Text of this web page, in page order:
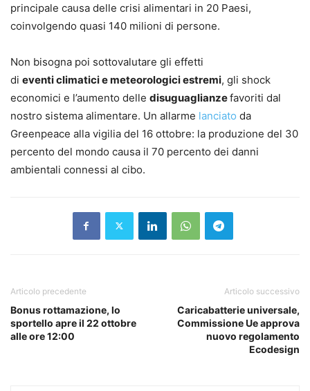
principale causa delle crisi alimentari in 20 Paesi,
coinvolgendo quasi 140 milioni di persone.
Non bisogna poi sottovalutare gli effetti
di eventi climatici e meteorologici estremi, gli shock
economici e l’aumento delle disuguaglianzefavoriti dal
nostro sistema alimentare. Un allarme lanciato da
Greenpeace alla vigilia del 16 ottobre: la produzione del 30
percento del mondo causa il 70 percento dei danni
ambientali connessi al cibo.
Articolo precedente
Bonus rottamazione, lo
sportello apre il 22 ottobre
alle ore 12:00
Articolo successivo
Caricabatterie universale,
Commissione Ue approva
nuovo regolamento
Ecodesign